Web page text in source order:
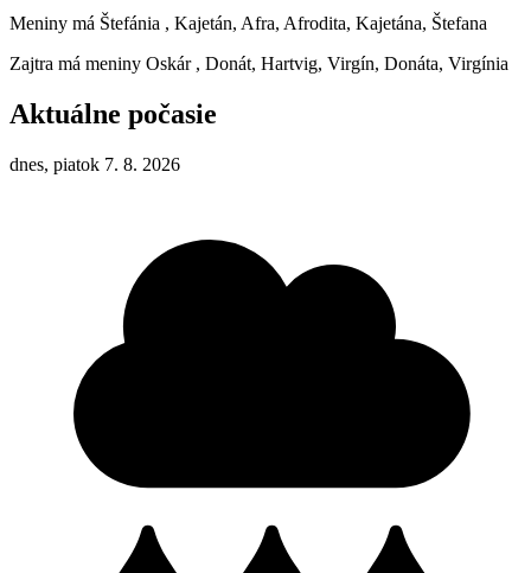
Meniny má Štefánia , Kajetán, Afra, Afrodita, Kajetána, Štefana
Zajtra má meniny Oskár , Donát, Hartvig, Virgín, Donáta, Virgínia
Aktuálne počasie
dnes, piatok 7. 8. 2026